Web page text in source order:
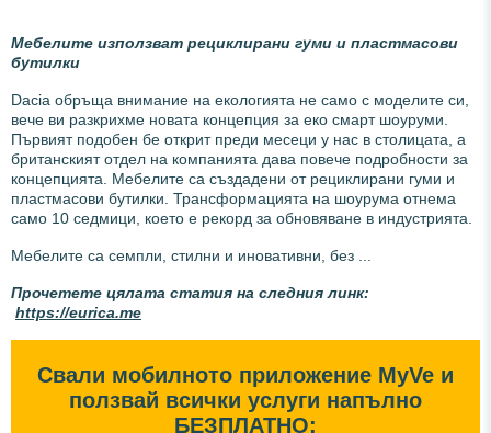
Мебелите използват рециклирани гуми и пластмасови
бутилки
Dacia обръща внимание на екологията не само с моделите си,
вече ви разкрихме новата концепция за еко смарт шоуруми.
Първият подобен бе открит преди месеци у нас в столицата, а
британският отдел на компанията дава повече подробности за
концепцията. Мебелите са създадени от рециклирани гуми и
пластмасови бутилки. Трансформацията на шоурума отнема
само 10 седмици, което е рекорд за обновяване в индустрията.
Мебелите са семпли, стилни и иновативни, без ...
Прочетете цялата статия на следния линк:
https://eurica.me
Свали мобилното приложение MyVe и
ползвай всички услуги напълно
БЕЗПЛАТНО: